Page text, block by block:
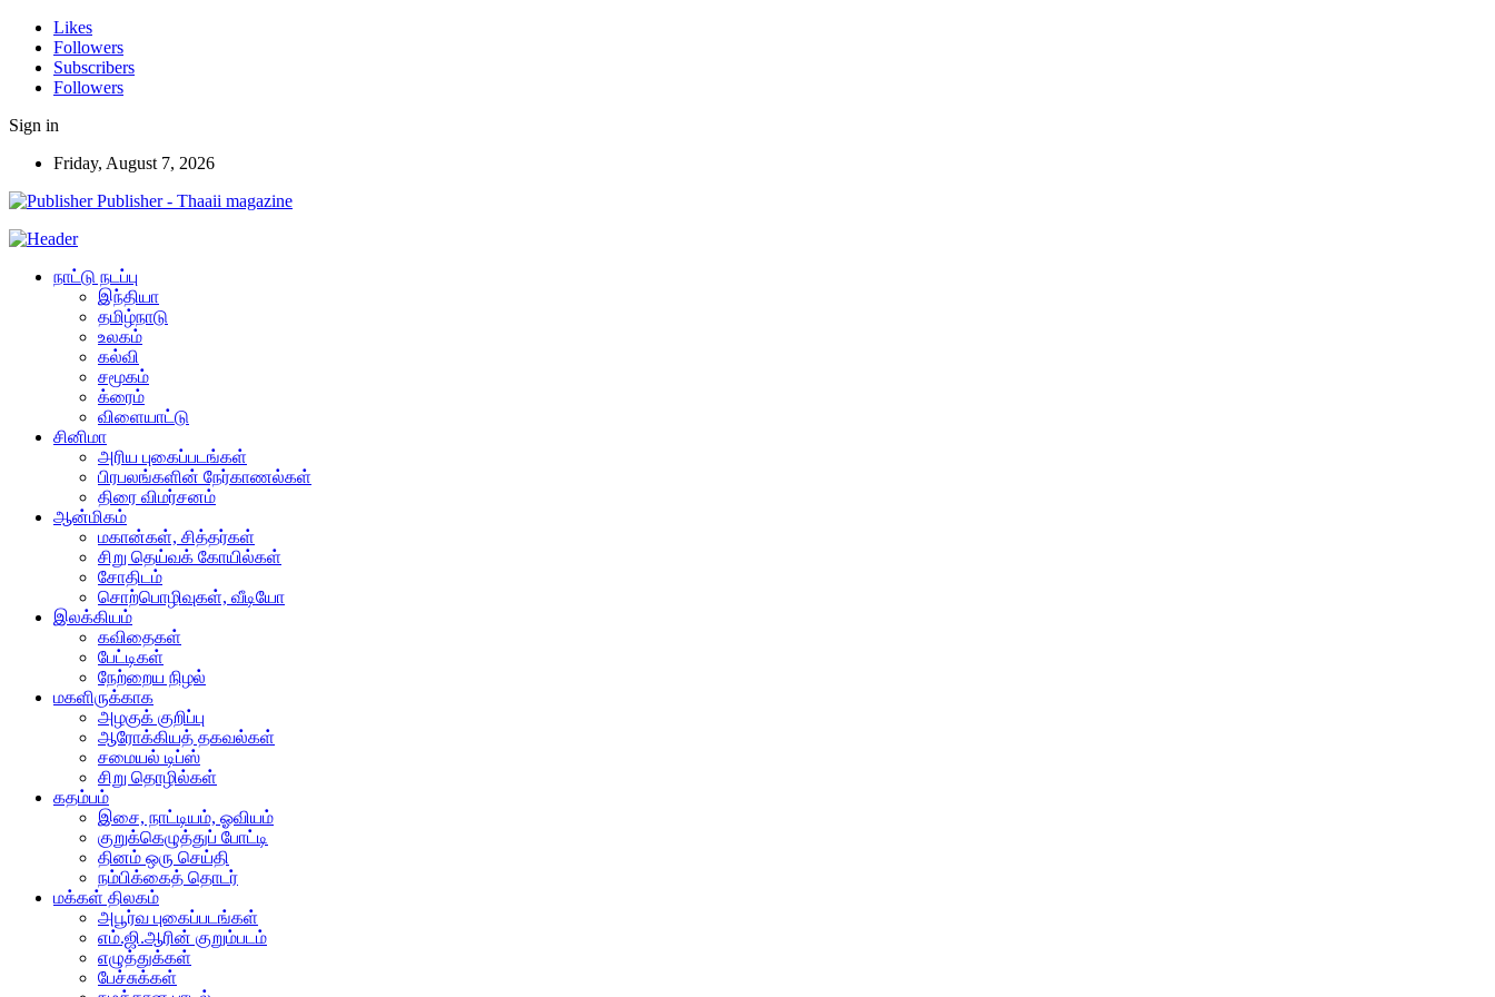
Likes
Followers
Subscribers
Followers
Sign in
Friday, August 7, 2026
Publisher - Thaaii magazine
நாட்டு நடப்பு
இந்தியா
தமிழ்நாடு
உலகம்
கல்வி
சமூகம்
க்ரைம்
விளையாட்டு
சினிமா
அரிய புகைப்படங்கள்
பிரபலங்களின் நேர்காணல்கள்
திரை விமர்சனம்
ஆன்மிகம்
மகான்கள், சித்தர்கள்
சிறு தெய்வக் கோயில்கள்
சோதிடம்
சொற்பொழிவுகள், வீடியோ
இலக்கியம்
கவிதைகள்
பேட்டிகள்
நேற்றைய நிழல்
மகளிருக்காக
அழகுக் குறிப்பு
ஆரோக்கியத் தகவல்கள்
சமையல் டிப்ஸ்
சிறு தொழில்கள்
கதம்பம்
இசை, நாட்டியம், ஓவியம்
குறுக்கெழுத்துப் போட்டி
தினம் ஒரு செய்தி
நம்பிக்கைத் தொடர்
மக்கள் திலகம்
அபூர்வ புகைப்படங்கள்
எம்.ஜி.ஆரின் குறும்படம்
எழுத்துக்கள்
பேச்சுக்கள்